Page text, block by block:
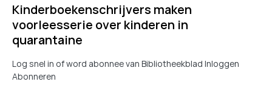
Kinderboekenschrijvers maken
voorleesserie over kinderen in
quarantaine
Log snel in of word abonnee van Bibliotheekblad Inloggen
Abonneren